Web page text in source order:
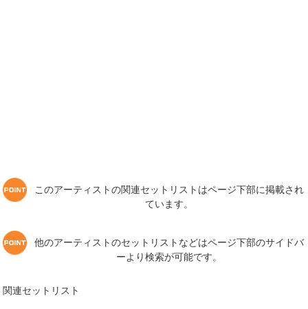
このアーティストの関連セットリストはページ下部に掲載され
ています。
他のアーティストのセットリストなどはページ下部のサイドバ
ーより検索が可能です。
関連セットリスト